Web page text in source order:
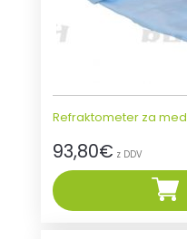
Refraktometer za med
93,80€ z DDV